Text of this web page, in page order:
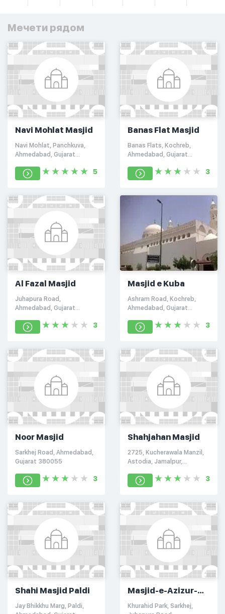
Мечети рядом
Navi Mohlat Masjid
Navi Mohlat, Panchkuva,
Ahmedabad, Gujarat
5
Banas Flat Masjid
Banas Flats, Kochreb,
Ahmedabad, Gujarat
3
Al Fazal Masjid
Juhapura Road,
Ahmedabad, Gujarat
3
Masjid e Kuba
Ashram Road, Kochreb,
Ahmedabad, Gujarat
3
Noor Masjid
Sarkhej Road, Ahmedabad,
Gujarat 380055
3
Shahjahan Masjid
2725, Kucherawala Manzil,
Astodia, Jamalpur,
380001
3
Shahi Masjid Paldi
Jay Bhikkhu Marg, Paldi,
Masjid-e-Azizur-
Rahim
Khurahid Park, Sarkhej,